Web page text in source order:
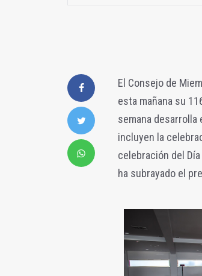
El Consejo de
esta mañana su
semana
incluyen la
celebración del
ha subrayado el